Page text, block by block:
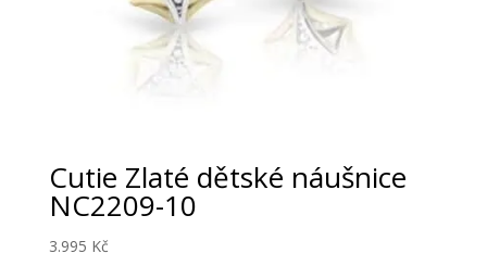
Cutie Zlaté dětské náušnice
NC2209-10
3.995 Kč